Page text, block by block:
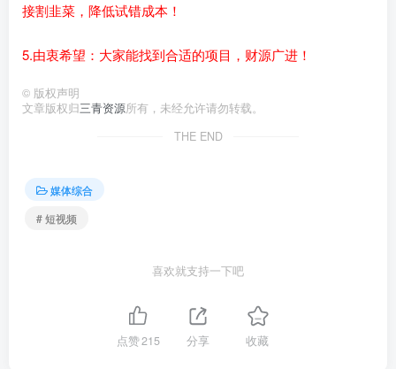
接割韭菜，降低试错成本！
5.由衷希望：大家能找到合适的项目，财源广进！
© 版权声明
文章版权归三青资源所有，未经允许请勿转载。
THE END
媒体综合
# 短视频
喜欢就支持一下吧
点赞215 分享 收藏